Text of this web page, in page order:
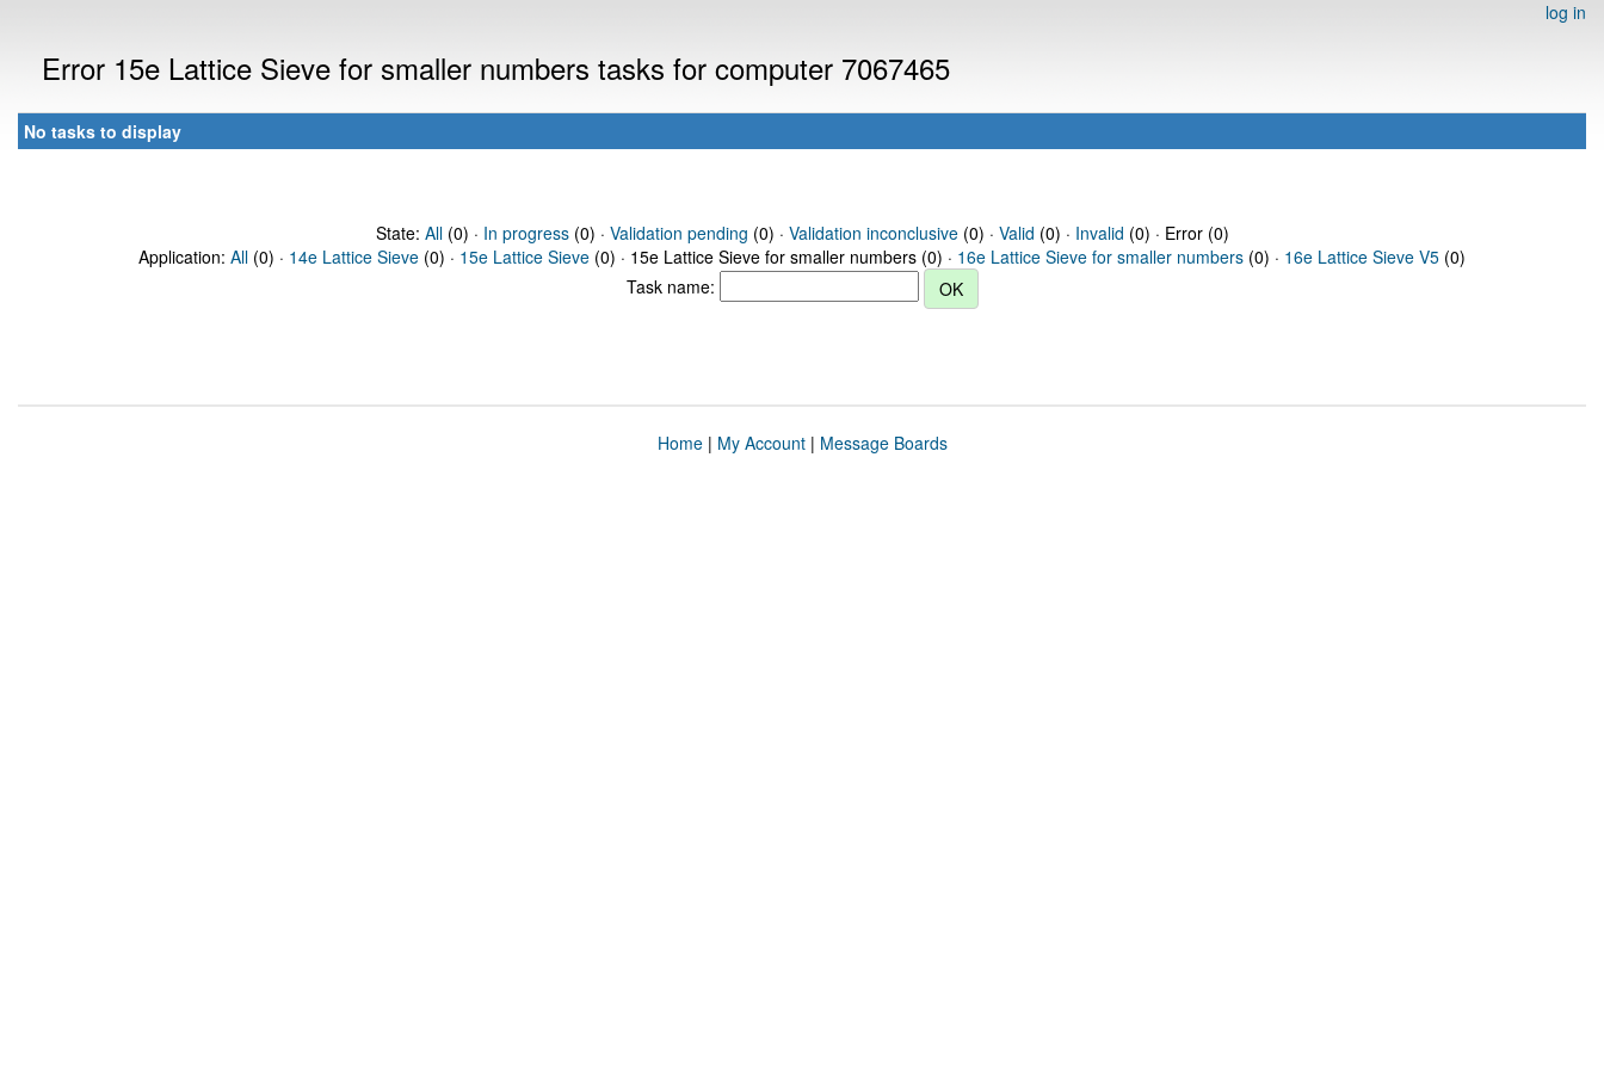
log in
Error 15e Lattice Sieve for smaller numbers tasks for computer 7067465
No tasks to display
State: All(0) · In progress(0) · Validation pending (0) · Validation inconclusive(0) · Valid (0) · Invalid (0) · Error (0)
Application: All (0) · 14e Lattice Sieve (0) · 15e Lattice Sieve (0) · 15e Lattice Sieve for smaller numbers (0) · 16e Lattice Sieve for smaller numbers (0) · 16e Lattice Sieve V5 (0)
Task name:
Home| My Account| Message Boards